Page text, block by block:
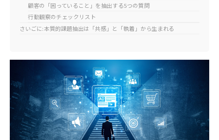
顧客の「困っていること」を抽出する5つの質問
行動観察のチェックリスト
さいごに:本質的課題抽出は「共感」と「執着」から生まれる